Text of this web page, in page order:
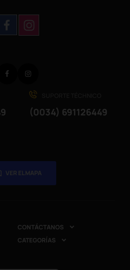
(0034) 691126449
VER EL MAPA
Facebook
CONTÁCTANOS 
CATEGORÍAS 